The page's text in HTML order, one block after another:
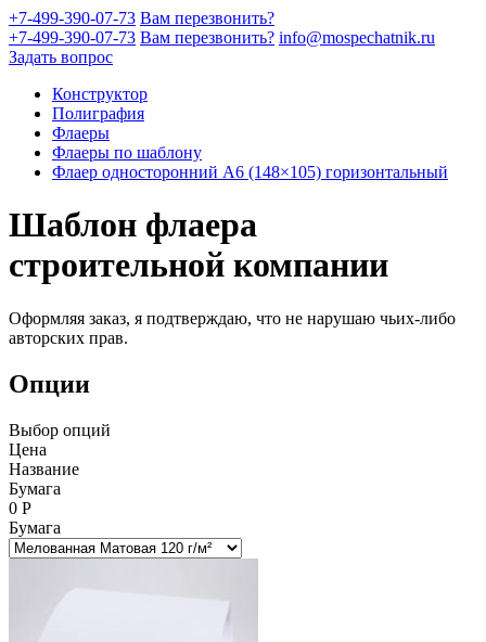
+7-499-390-07-73 Вам перезвонить?
+7-499-390-07-73 Вам перезвонить? info@mospechatnik.ru
Задать вопрос
Конструктор
Полиграфия
Флаеры
Флаеры по шаблону
Флаер односторонний A6 (148×105) горизонтальный
Шаблон флаера
строительной компании
Оформляя заказ, я подтверждаю, что не нарушаю чьих-либо
авторских прав.
Опции
Выбор опций
Цена
Название
Бумага
0 Р
Бумага